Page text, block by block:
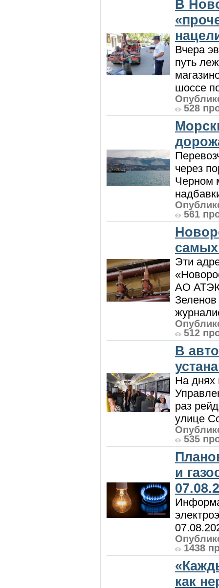
В
Вчера
путь
шоссе
528
через
Черном
561
Эти
АО АТЭК
Зеленов
512
В
На днях
раз
улице
535
и
1438
как